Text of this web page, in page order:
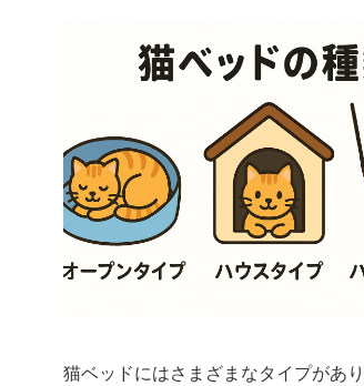
猫ベッドにはさまざまなタイプがあ